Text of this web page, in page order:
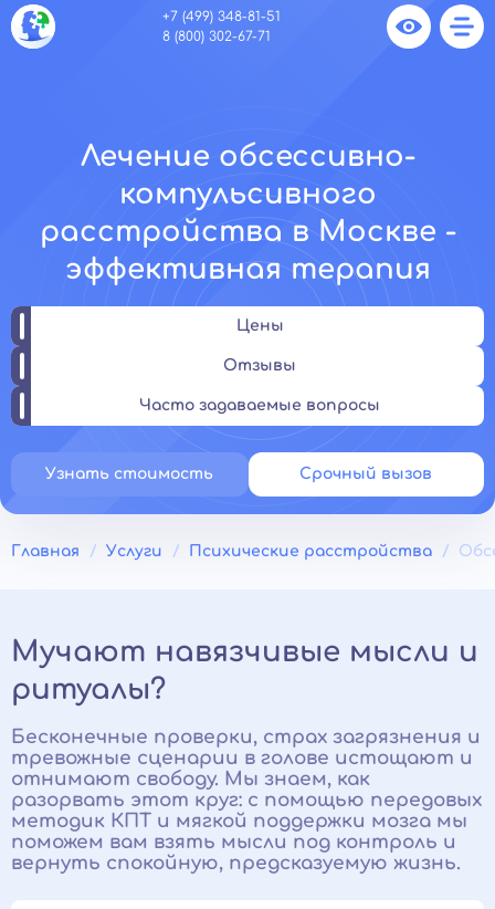
+7 (499) 348-81-51
8 (800) 302-67-71
Лечение обсессивно-
компульсивного
расстройства в Москве -
эффективная терапия
Цены
Отзывы
Часто задаваемые вопросы
Узнать стоимость Срочный вызов
Главная Услуги Психические расстройства
Мучают навязчивые мысли и
ритуалы?
Бесконечные проверки, страх загрязнения и
тревожные сценарии в голове истощают и
отнимают свободу. Мы знаем, как
разорвать этот круг: с помощью передовых
методик КПТ и мягкой поддержки мозга мы
поможем вам взять мысли под контроль и
вернуть спокойную, предсказуемую жизнь.